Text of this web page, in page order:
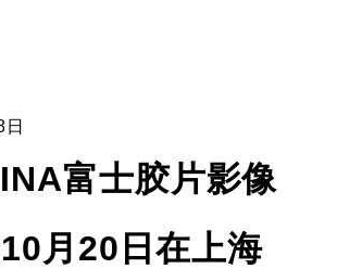
富士胶片影像
月20日在上海